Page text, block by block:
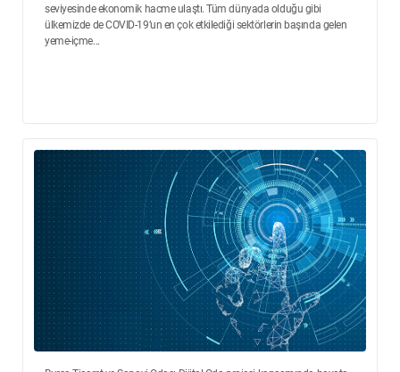
seviyesinde ekonomik hacme ulaştı. Tüm dünyada olduğu gibi
ülkemizde de COVID-19’un en çok etkilediği sektörlerin başında gelen
yeme-içme...